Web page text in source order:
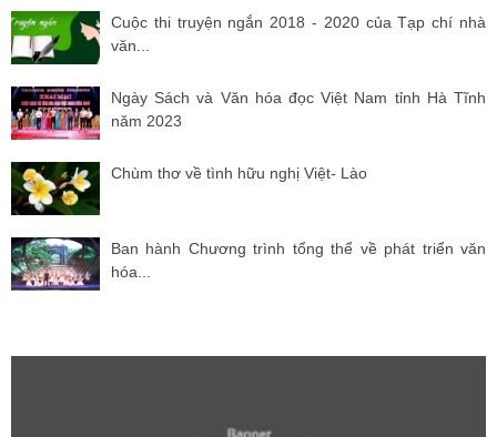
Cuộc thi truyện ngắn 2018 - 2020 của Tạp chí nhà
văn...
Ngày Sách và Văn hóa đọc Việt Nam tỉnh Hà Tĩnh
năm 2023
Chùm thơ về tình hữu nghị Việt- Lào
Ban hành Chương trình tổng thể về phát triển văn
hóa...